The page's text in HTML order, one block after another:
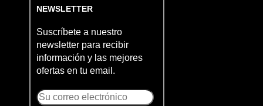
NEWSLETTER
Suscríbete a nuestro
newsletter para recibir
información y las mejores
ofertas en tu email.